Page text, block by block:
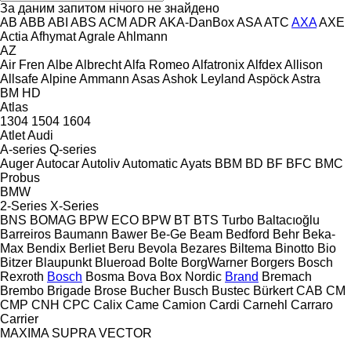
За даним запитом нічого не знайдено
AB ABB ABI ABS ACM ADR AKA-DanBoxASAATC AXAAXE
Actia AfhymatAgraleAhlmann
AZ
Air Fren AlbeAlbrechtAlfa RomeoAlfatronixAlfdexAllison
AllsafeAlpineAmmann AsasAshok Leyland AspöckAstra
BM HD
Atlas
1304 1504 1604
AtletAudi
A-series Q-series
AugerAutocarAutolivAutomaticAyats BBM BD BF BFC BMC
Probus
BMW
2-Series X-Series
BNS BOMAG BPW ECO BPW BT BTS Turbo Baltacıoğlu
Barreiros Baumann Bawer Be-Ge Beam Bedford Behr Beka-
Max Bendix Berliet Beru Bevola Bezares Biltema Binotto Bio
Bitzer Blaupunkt Blueroad Bolte BorgWarner Borgers Bosch
Rexroth Bosch Bosma Bova Box Nordic Brand Bremach
Brembo Brigade Brose Bucher Busch Bustec Bürkert CAB CM
CMP CNH CPC Calix Came Camion Cardi Carnehl Carraro
Carrier
MAXIMA SUPRA VECTOR